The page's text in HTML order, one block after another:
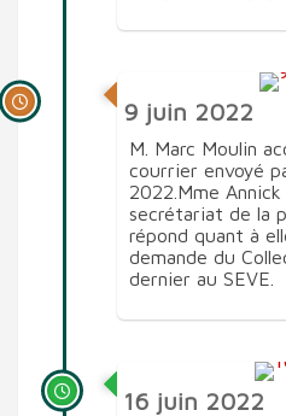
9 juin 2022
M. Marc Moulin
courrier envoyé
2022.Mme
secrétariat de la
répond quant à
demande du
dernier au SEVE.
16 juin 2022